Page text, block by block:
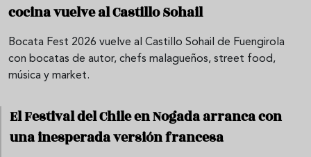
cocina vuelve al Castillo Sohail
Bocata Fest 2026 vuelve al Castillo Sohail de Fuengirola
con bocatas de autor, chefs malagueños, street food,
música y market.
El Festival del Chile en Nogada arranca con
una inesperada versión francesa